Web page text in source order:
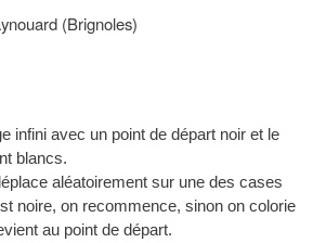
(Brignoles)
infini avec un point de départ noir et le
blancs.
aléatoirement sur une des cases
noire, on recommence, sinon on colorie
au point de départ.